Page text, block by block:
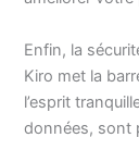
Enfin, la
Kiro met la
l’esprit
données, sont